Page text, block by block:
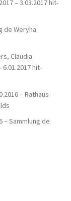
– 3.03.2017 hit-
de Weryha
Claudia
6.01.2017 hit-
– Rathaus
– Sammlung de